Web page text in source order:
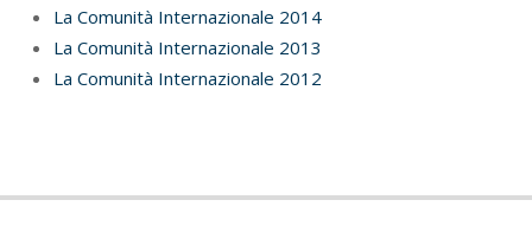
La Comunità Internazionale 2014
La Comunità Internazionale 2013
La Comunità Internazionale 2012